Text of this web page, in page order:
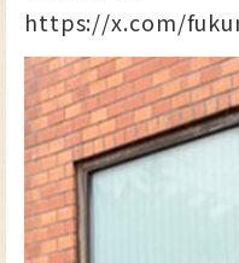
https://x.com/